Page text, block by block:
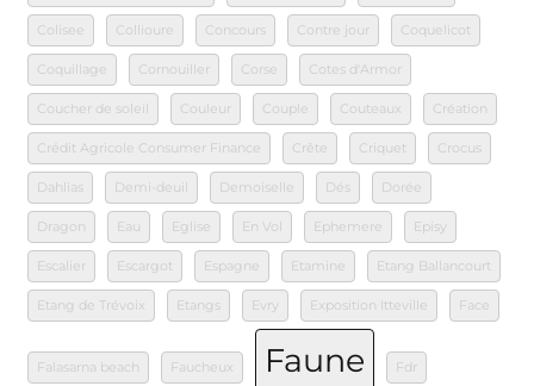
Colisee Collioure Concours Contre jour Coquelicot
Coquillage Cornouiller Corse Cotes d'Armor
Coucher de soleil Couleur Couple Couteaux Création
Crédit Agricole Consumer Finance Crête Criquet Crocus
Dahlias Demi-deuil Demoiselle Dés Dorée
Dragon Eau Eglise En Vol Ephemere Episy
Escalier Escargot Espagne Etamine Etang Ballancourt
Etang de Trévoix Etangs Evry Exposition Itteville Face
Falasarna beach Faucheux Faune Fdr